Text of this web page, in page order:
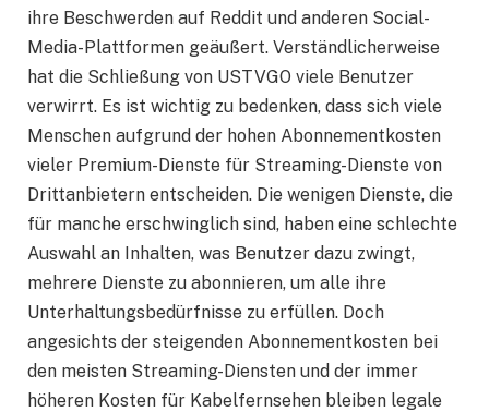
ihre Beschwerden auf Reddit und anderen Social-
Media-Plattformen geäußert. Verständlicherweise
hat die Schließung von USTVGO viele Benutzer
verwirrt. Es ist wichtig zu bedenken, dass sich viele
Menschen aufgrund der hohen Abonnementkosten
vieler Premium-Dienste für Streaming-Dienste von
Drittanbietern entscheiden. Die wenigen Dienste, die
für manche erschwinglich sind, haben eine schlechte
Auswahl an Inhalten, was Benutzer dazu zwingt,
mehrere Dienste zu abonnieren, um alle ihre
Unterhaltungsbedürfnisse zu erfüllen. Doch
angesichts der steigenden Abonnementkosten bei
den meisten Streaming-Diensten und der immer
höheren Kosten für Kabelfernsehen bleiben legale